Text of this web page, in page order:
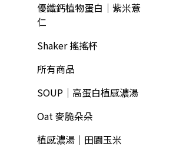
優纖鈣植物蛋白｜紫米薏
仁
Shaker 搖搖杯
所有商品
SOUP｜高蛋白植感濃湯
Oat 麥脆朵朵
植感濃湯｜田園玉米